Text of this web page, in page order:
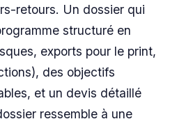
retours. Un dossier qui
structuré en
exports pour le print,
des objectifs
et un devis détaillé
ressemble à une